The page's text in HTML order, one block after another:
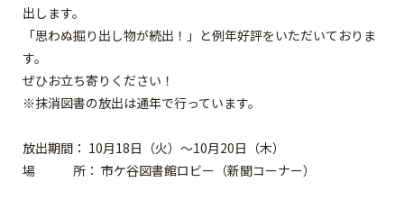
出します。
「思わぬ掘り出し物が続出！」と例年好評をいただいておりま
す。
ぜひお立ち寄りください！
※抹消図書の放出は通年で行っています。
放出期間： 10月18日（火）～10月20日（木）
場 所： 市ケ谷図書館ロビー（新聞コーナー）